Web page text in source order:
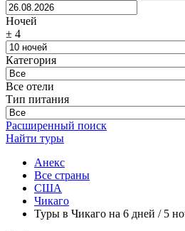
Ночей
± 4
Категория
Все отели
Тип питания
Расширенный поиск
Найти туры
Анекс
Все страны
США
Чикаго
Туры в Чикаго на 6 дней / 5